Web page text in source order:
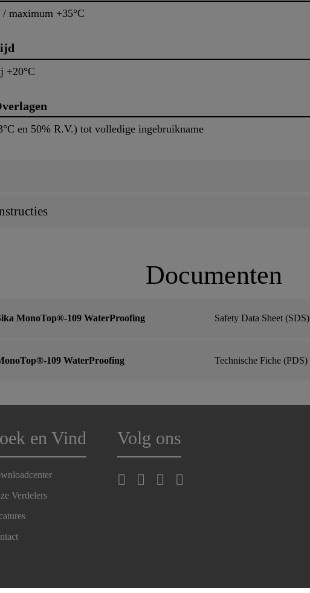
maximum +35°C
+20°C
en 50% R.V.) tot volledige ingebruikname
Documenten
MonoTop®-109 WaterProofing Safety Data Sheet (SDS)
109 WaterProofing Technische Fiche (PDS)
en Vind
Verdelers
Volg ons